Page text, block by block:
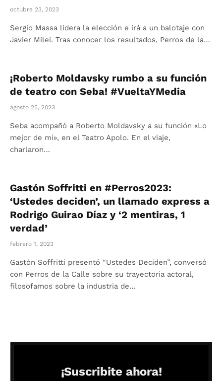
octubre 23, 2023
Sergio Massa lidera la elección e irá a un balotaje con
Javier Milei. Tras conocer los resultados, Perros de la…
¡Roberto Moldavsky rumbo a su función
de teatro con Seba! #VueltaYMedia
agosto 25, 2023
Seba acompañó a Roberto Moldavsky a su función «Lo
mejor de mí», en el Teatro Apolo. En el viaje,
charlaron…
Gastón Soffritti en #Perros2023:
‘Ustedes deciden’, un llamado express a
Rodrigo Guirao Díaz y ‘2 mentiras, 1
verdad’
febrero 1, 2023
Gastón Soffritti presentó “Ustedes Deciden”, conversó
con Perros de la Calle sobre su trayectoria actoral,
filosofamos sobre la industria de…
¡Suscribite ahora!